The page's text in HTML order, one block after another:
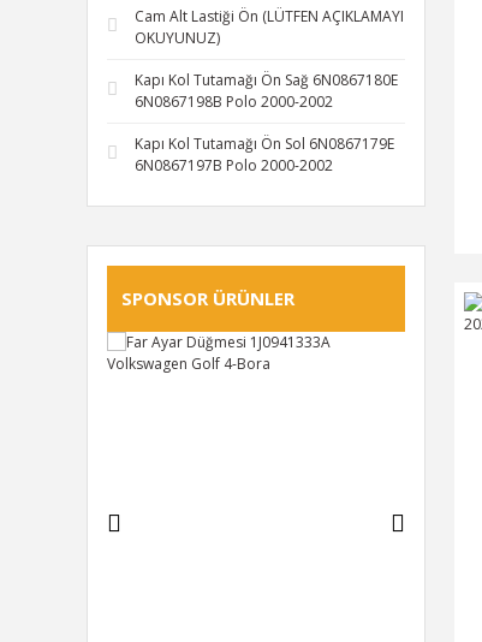
Cam Alt Lastiği Ön (LÜTFEN AÇIKLAMAYI
OKUYUNUZ)
Kapı Kol Tutamağı Ön Sağ 6N0867180E
6N0867198B Polo 2000-2002
Kapı Kol Tutamağı Ön Sol 6N0867179E
6N0867197B Polo 2000-2002
SPONSOR ÜRÜNLER